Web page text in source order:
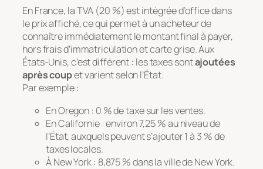
En France, la TVA (20 %) est intégrée d’office dans
le prix affiché, ce qui permet à un acheteur de
connaître immédiatement le montant final à payer,
hors frais d’immatriculation et carte grise. Aux
États-Unis, c’est différent : les taxes sontajoutées
après coupet varient selon l’État.
Par exemple :
En Oregon : 0 % de taxe sur les ventes.
En Californie : environ 7,25 % au niveau de
l’État, auxquels peuvent s’ajouter 1 à 3 % de
taxes locales.
À New York : 8,875 % dans la ville de New York.